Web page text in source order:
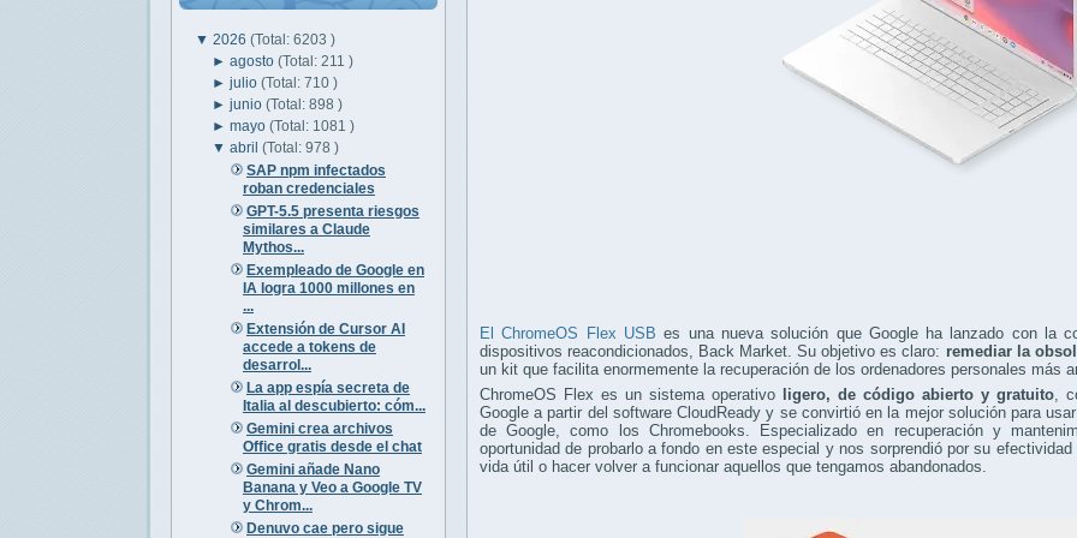
▼ 2026 (Total: 6203 )
►agosto(Total: 211 )
►julio(Total: 710 )
►junio(Total: 898 )
►mayo(Total: 1081 )
▼abril(Total: 978 )
SAP npm infectados
roban credenciales
GPT-5.5 presenta riesgos
similares a Claude
Mythos...
Exempleado de Google en
IA logra 1000 millones en
...
Extensión de Cursor AI
accede a tokens de
desarrol...
La app espía secreta de
Italia al descubierto: cóm...
Gemini crea archivos
Office gratis desde el chat
Gemini añade Nano
Banana y Veo a Google TV
y Chrom...
Denuvo cae pero sigue
El ChromeOS Flex USB es una nueva solución que Google ha lanzado con la
dispositivos reacondicionados, Back Market. Su objetivo es claro: remediar la
un kit que facilita enormemente la recuperación de los ordenadores personales más
ChromeOS Flex es un sistema operativo
ligero, de código abierto y gratuito,
Google a partir del software CloudReady y se convirtió en la mejor solución para
de Google, como los Chromebooks. Especializado en recuperación y
oportunidad de probarlo a fondo en este especial y nos sorprendió por su
vida útil o hacer volver a funcionar aquellos que tengamos abandonados.